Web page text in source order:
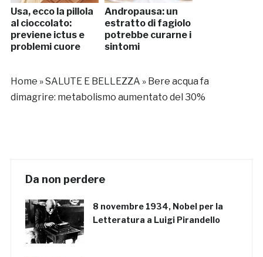
Usa, ecco la pillola
al cioccolato:
previene ictus e
problemi cuore
Andropausa: un
estratto di fagiolo
potrebbe curarne i
sintomi
Home »SALUTE E BELLEZZA » Bere acqua fa
dimagrire: metabolismo aumentato del 30%
Da non perdere
8 novembre 1934, Nobel per la
Letteratura a Luigi Pirandello